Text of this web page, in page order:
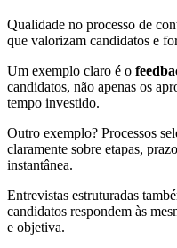
Qualidade no processo de
que valorizam candidatos e
Um exemplo claro é o
candidatos, não apenas os
tempo investido.
Outro exemplo? Processos
claramente sobre etapas,
instantânea.
Entrevistas estruturadas
candidatos respondem às
e objetiva.